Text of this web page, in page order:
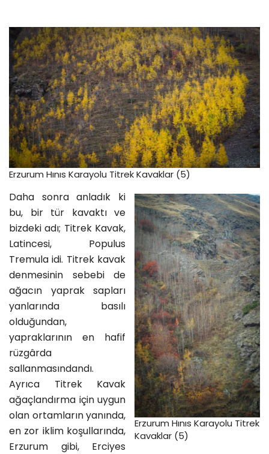
Erzurum Hınıs Karayolu Titrek Kavaklar (5)
Erzurum Hınıs Karayolu Titrek
Kavaklar (5)
Daha sonra anladık ki
bu, bir tür kavaktı ve
bizdeki adı; Titrek Kavak,
Latincesi, Populus
Tremula idi. Titrek kavak
denmesinin sebebi de
ağacın yaprak sapları
yanlarında basılı
olduğundan,
yapraklarının en hafif
rüzgârda
sallanmasındandı.
Ayrıca Titrek Kavak
ağaçlandırma için uygun
olan ortamların yanında,
en zor iklim koşullarında,
Erzurum gibi, Erciyes